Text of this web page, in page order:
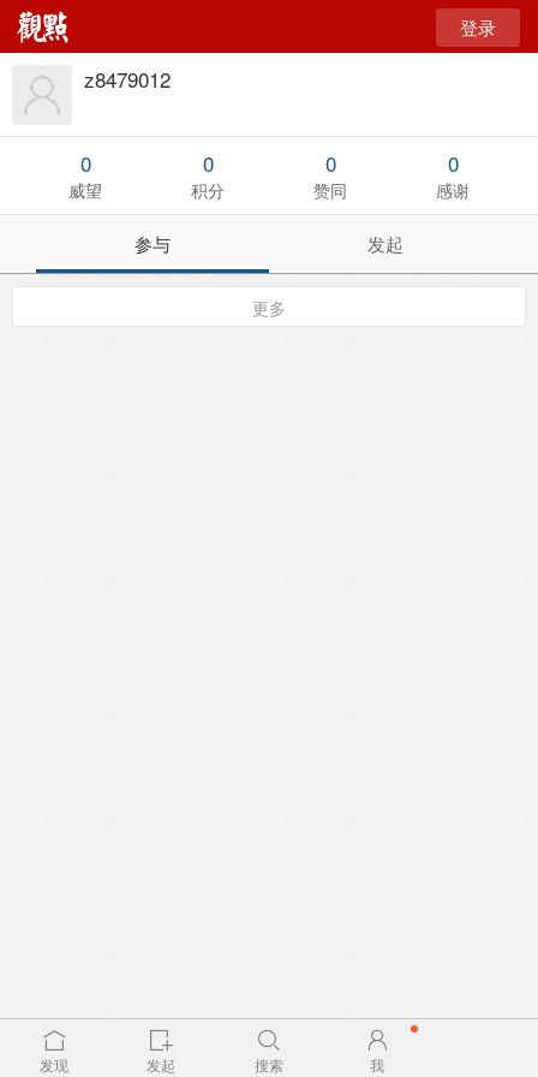
登录
z8479012
0
威望
0
积分
0
赞同
0
感谢
参与 发起
更多
发现 发起 搜索 我